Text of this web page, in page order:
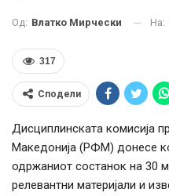
Од: Влатко Мирчески На:
317
Сподели
Дисциплинската комисија
Македонија (РФМ) донесе
одржаниот состанок на 30
релевантни материјали и